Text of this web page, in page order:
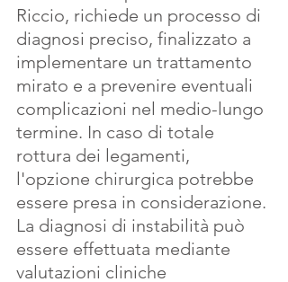
Riccio, richiede un processo di
diagnosi preciso, finalizzato a
implementare un trattamento
mirato e a prevenire eventuali
complicazioni nel medio-lungo
termine. In caso di totale
rottura dei legamenti,
l'opzione chirurgica potrebbe
essere presa in considerazione.
La diagnosi di instabilità può
essere effettuata mediante
valutazioni cliniche